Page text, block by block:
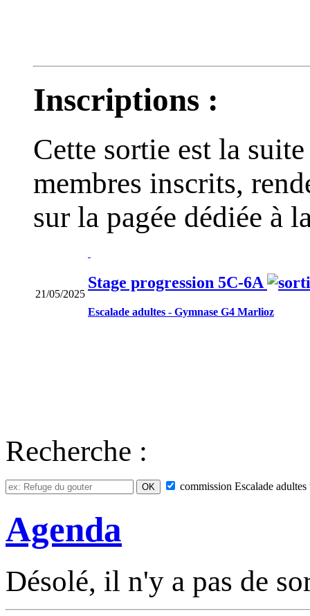
Inscriptions :
Cette sortie est la
membres inscrits,
sur la pagée dédiée à
21/05/2025
Stage progression 5C-6A
Escalade adultes - Gymnase G4 Marlioz
Recherche :
commission Escalade adultes
Agenda
Désolé, il n'y a pas de